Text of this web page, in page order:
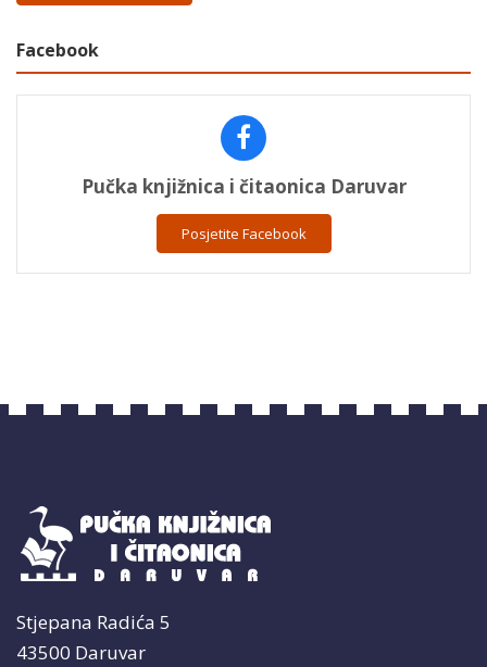
Facebook
Pučka knjižnica i čitaonica Daruvar
Posjetite Facebook
Stjepana Radića 5
43500 Daruvar